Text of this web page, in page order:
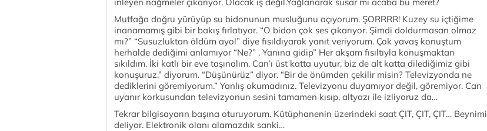
Mutfağa doğru yürüyüp su bidonunun musluğunu açıyorum. ŞORRRR! Kuzey su içtiğime
inanamamış gibi bir bakış fırlatıyor. “O bidon çok ses çıkarıyor. Şimdi doldurmasan olmaz
mı?” “Susuzluktan öldüm ayol” diye fısıldıyarak yanıt veriyorum. Çok yavaş konuştum
herhalde dediğimi anlamıyor “Ne?” . Yanına gidip” Her akşam fısıltıyla konuşmaktan
sıkıldım. İki katlı bir eve taşınalım. Can’ı üst katta uyutur, biz de alt katta dilediğimiz gibi
konuşuruz.” diyorum. “Düşünürüz” diyor. “Bir de önümden çekilir misin? Televizyonda ne
dediklerini göremiyorum.” Yanlış okumadınız. Televizyonu duyamıyor değil, göremiyor. Can
uyanır korkusundan televizyonun sesini tamamen kısıp, altyazı ile izliyoruz da…
Tekrar bilgisayarın başına oturuyorum. Kütüphanenin üzerindeki saat ÇIT, ÇIT, ÇIT… Beynimi
deliyor. Elektronik olanı alamazdık sanki…